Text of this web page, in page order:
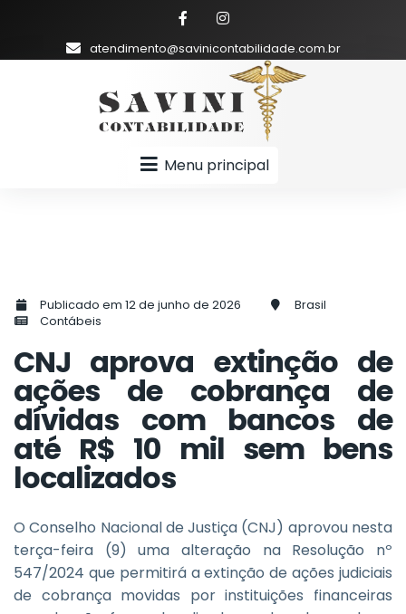
atendimento@savinicontabilidade.com.br
Menu principal
Publicado em 12 de junho de 2026
Brasil
Contábeis
CNJ aprova extinção de
ações de cobrança de
dívidas com bancos de
até R$ 10 mil sem bens
localizados
O Conselho Nacional de Justiça (CNJ) aprovou nesta
terça-feira (9) uma alteração na Resolução nº
547/2024 que permitirá a extinção de ações judiciais
de cobrança movidas por instituições financeiras